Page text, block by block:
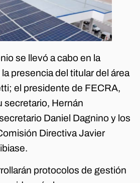
se llevó a cabo en la
presencia del titular del área
el presidente de FECRA,
secretario, Hernán
Daniel Dagnino y los
Directiva Javier
protocolos de gestión